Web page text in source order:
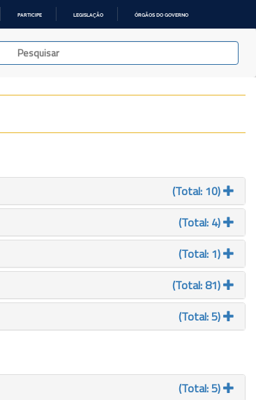
PARTICIPE LEGISLAÇÃO ÓRGÃOS DO GOVERNO
(Total: 10)
(Total: 4)
(Total: 1)
(Total: 81)
(Total: 5)
(Total: 5)